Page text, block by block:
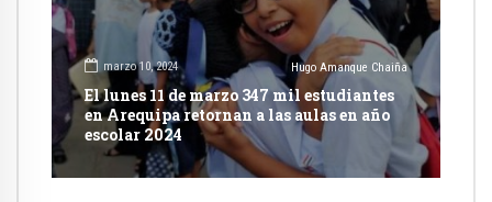
marzo 10, 2024 Hugo Amanque Chaiña
El lunes 11 de marzo 347 mil estudiantes
en Arequipa retornan a las aulas en año
escolar 2024